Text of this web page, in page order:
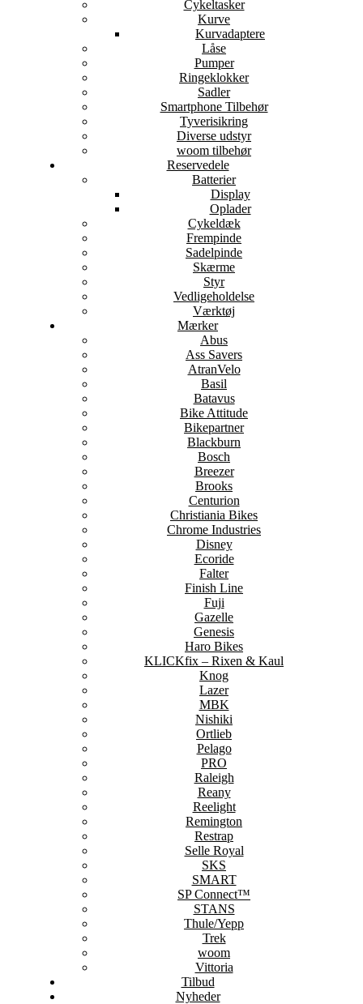
Cykeltasker
Kurve
Kurvadaptere
Låse
Pumper
Ringeklokker
Sadler
Smartphone Tilbehør
Tyverisikring
Diverse udstyr
woom tilbehør
Reservedele
Batterier
Display
Oplader
Cykeldæk
Frempinde
Sadelpinde
Skærme
Styr
Vedligeholdelse
Værktøj
Mærker
Abus
Ass Savers
AtranVelo
Basil
Batavus
Bike Attitude
Bikepartner
Blackburn
Bosch
Breezer
Brooks
Centurion
Christiania Bikes
Chrome Industries
Disney
Ecoride
Falter
Finish Line
Fuji
Gazelle
Genesis
Haro Bikes
KLICKfix – Rixen & Kaul
Knog
Lazer
MBK
Nishiki
Ortlieb
Pelago
PRO
Raleigh
Reany
Reelight
Remington
Restrap
Selle Royal
SKS
SMART
SP Connect™
STANS
Thule/Yepp
Trek
woom
Vittoria
Tilbud
Nyheder